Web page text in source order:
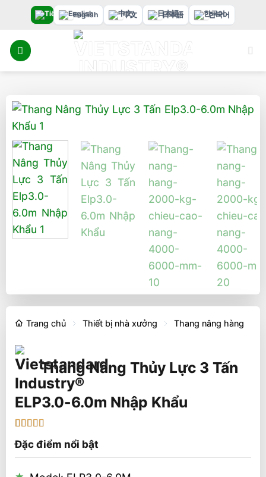
nội
dung
English 中文 日本語 한국어
Trang chủ Thiết bị nhà xưởng Thang nâng hàng
Thang Nâng Thủy Lực 3 Tấn
ELP3.0-6.0m Nhập Khẩu
trên 5 dựa
trênđánh
giá
Đặc điểm nổi bật